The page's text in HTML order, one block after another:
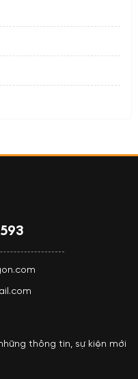
thông tin, sự kiện mới